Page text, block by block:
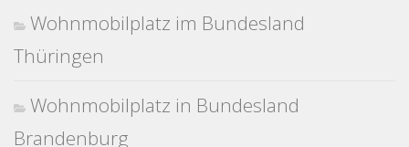
Wohnmobilplatz im Bundesland
Thüringen
Wohnmobilplatz in Bundesland
Brandenburg